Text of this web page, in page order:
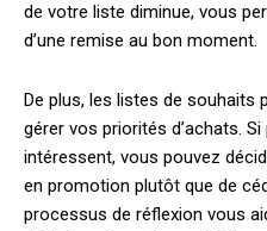
de votre liste diminue, vous
d’une remise au bon moment.
De plus, les listes de souhaits
gérer vos priorités d’achats.
intéressent, vous pouvez
en promotion plutôt que de
processus de réflexion vous